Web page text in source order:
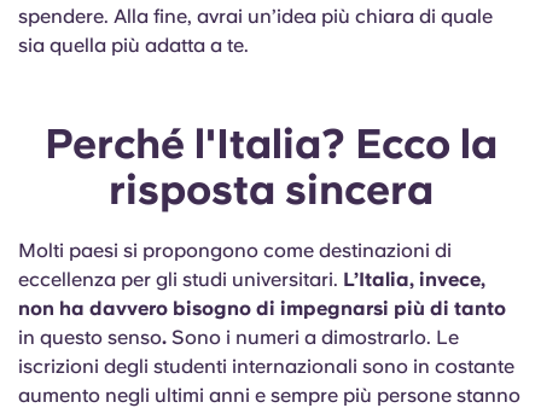
spendere. Alla fine, avrai un’idea più chiara di quale
sia quella più adatta a te.
Perché l'Italia? Ecco la
risposta sincera
Molti paesi si propongono come destinazioni di
eccellenza per gli studi universitari. L’Italia, invece,
non ha davvero bisogno di impegnarsi più di tanto
in questo senso. Sono i numeri a dimostrarlo. Le
iscrizioni degli studenti internazionali sono in costante
aumento negli ultimi anni e sempre più persone stanno